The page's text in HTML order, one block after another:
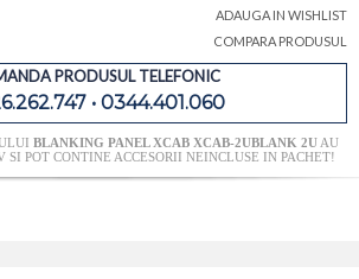
ADAUGA IN WISHLIST
COMPARA PRODUSUL
PRODUSUL TELEFONIC
• 0344.401.060
BLANKING PANEL XCAB XCAB-2UBLANK 2UAU
SI POT CONTINE ACCESORII NEINCLUSE IN PACHET!